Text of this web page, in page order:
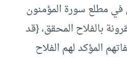
في مطلع سورة المؤمنون
بالفلاح المحقق، {قد
المؤكد لهم الفلاح